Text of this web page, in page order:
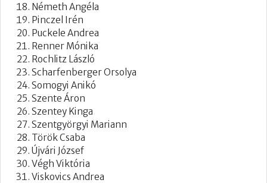
Németh Angéla
Pinczel Irén
Puckele Andrea
Renner Mónika
Rochlitz László
Scharfenberger Orsolya
Somogyi Anikó
Szente Áron
Szentey Kinga
Szentgyörgyi Mariann
Török Csaba
Újvári József
Végh Viktória
Viskovics Andrea